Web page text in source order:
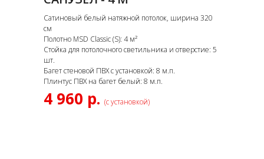
Сатиновый белый натяжной потолок, ширина 320
см
Полотно MSD Classic (S): 4 м²
Стойка для потолочного светильника и отверстие: 5
шт.
Багет стеновой ПВХ с установкой: 8 м.п.
Плинтус ПВХ на багет белый: 8 м.п.
4 960 р. (с установкой)